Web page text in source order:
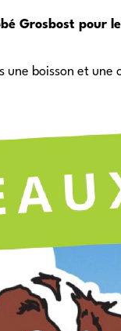
Grosbost pour
boisson et